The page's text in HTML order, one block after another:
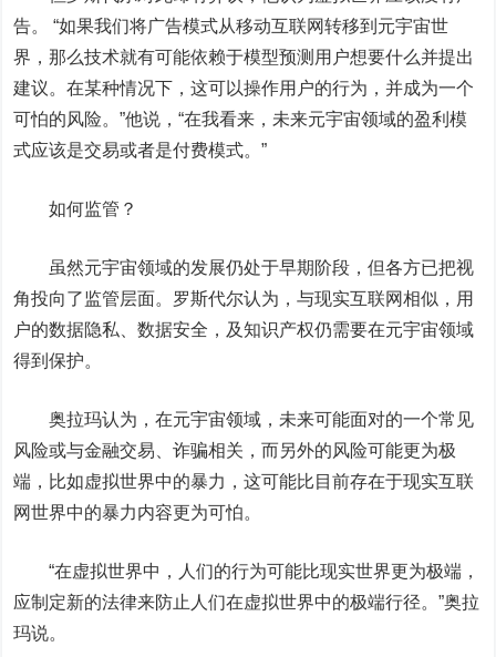
告。 “如果我们将广告模式从移动互联网转移到元宇宙世
界，那么技术就有可能依赖于模型预测用户想要什么并提出
建议。在某种情况下，这可以操作用户的行为，并成为一个
可怕的风险。”他说，“在我看来，未来元宇宙领域的盈利模
式应该是交易或者是付费模式。”
如何监管？
虽然元宇宙领域的发展仍处于早期阶段，但各方已把视
角投向了监管层面。罗斯代尔认为，与现实互联网相似，用
户的数据隐私、数据安全，及知识产权仍需要在元宇宙领域
得到保护。
奥拉玛认为，在元宇宙领域，未来可能面对的一个常见
风险或与金融交易、诈骗相关，而另外的风险可能更为极
端，比如虚拟世界中的暴力，这可能比目前存在于现实互联
网世界中的暴力内容更为可怕。
“在虚拟世界中，人们的行为可能比现实世界更为极端，
应制定新的法律来防止人们在虚拟世界中的极端行径。”奥拉
玛说。